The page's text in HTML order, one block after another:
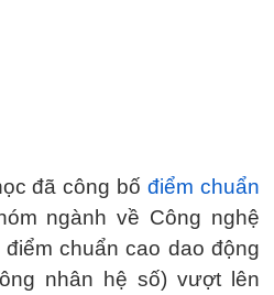
đã công bốđiểm chuẩn
ngành về Công nghệ
chuẩn cao dao động
nhân hệ số) vượt lên